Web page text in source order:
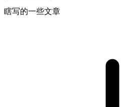
瞎写的一些文章